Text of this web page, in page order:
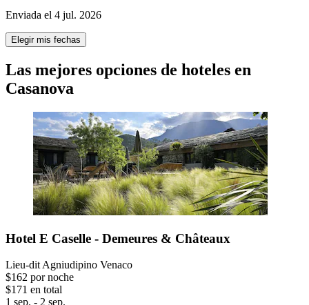
Enviada el 4 jul. 2026
Elegir mis fechas
Las mejores opciones de hoteles en
Casanova
Hotel E Caselle - Demeures & Châteaux
Lieu-dit Agniudipino Venaco
$162 por noche
$171 en total
1 sep. - 2 sep.